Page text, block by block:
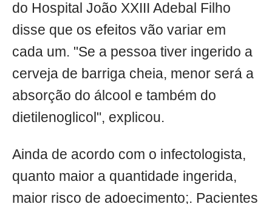
do Hospital João XXIII Adebal Filho
disse que os efeitos vão variar em
cada um. "Se a pessoa tiver ingerido a
cerveja de barriga cheia, menor será a
absorção do álcool e também do
dietilenoglicol", explicou.
Ainda de acordo com o infectologista,
quanto maior a quantidade ingerida,
maior risco de adoecimento;. Pacientes